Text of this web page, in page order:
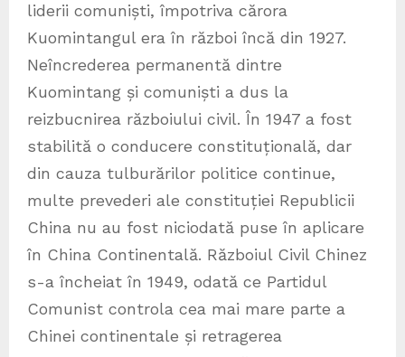
liderii comuniști, împotriva cărora
Kuomintangul era în război încă din 1927.
Neîncrederea permanentă dintre
Kuomintang și comuniști a dus la
reizbucnirea războiului civil. În 1947 a fost
stabilită o conducere constituțională, dar
din cauza tulburărilor politice continue,
multe prevederi ale constituției Republicii
China nu au fost niciodată puse în aplicare
în China Continentală. Războiul Civil Chinez
s-a încheiat în 1949, odată ce Partidul
Comunist controla cea mai mare parte a
Chinei continentale și retragerea